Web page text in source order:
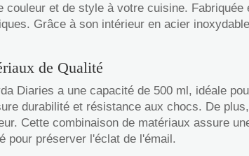
couleur et de style à votre cuisine.
Grâce à son intérieur en acier
de Qualité
Diaries a une capacité de 500 ml, idéale
durabilité et résistance aux chocs. De
Cette combinaison de matériaux assure
pour préserver l'éclat de l'émail.